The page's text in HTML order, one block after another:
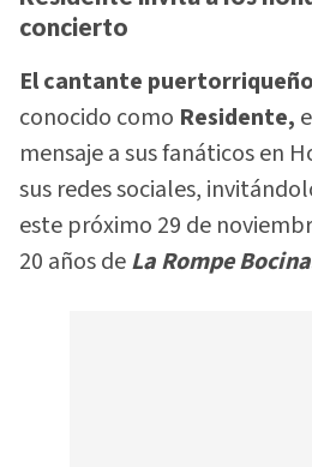
concierto
El cantante
conocido como Residente,
mensaje a sus fanáticos en
sus redes sociales,
este próximo 29 de
20 años deLa Rompe